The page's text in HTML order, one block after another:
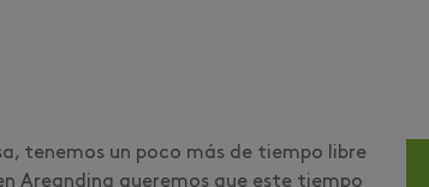
tenemos un poco más de tiempo libre
Areandina queremos que este tiempo